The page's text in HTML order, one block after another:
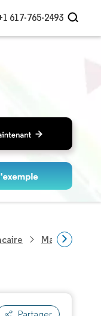
617-765-2493
Marché Des